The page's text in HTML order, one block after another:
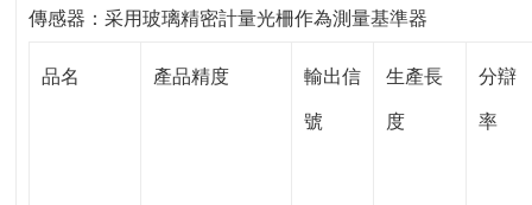
傳感器：采用玻璃精密計量光柵作為測量基準器
品名 產品精度 輸出信
號
生產長
度
分辯
率